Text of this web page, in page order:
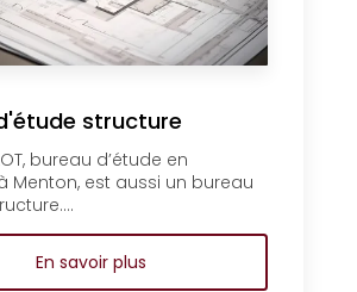
structure
bureau d’étude en
Menton, est aussi un bureau
En savoir plus